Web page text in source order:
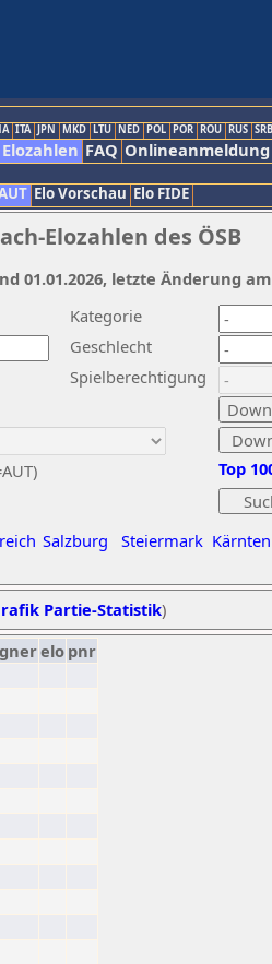
ITA JPN MKD LTU NED POL POR ROU RUS SRB
Elozahlen FAQ Onlineanmeldung
Elo Vorschau Elo FIDE
Elozahlen des ÖSB
Kategorie
Geschlecht
Spielberechtigung
Salzburg Steiermark Kärnten
Top
01.01.2026, letzte Änderung
Partie-Statistik)
elo pnr